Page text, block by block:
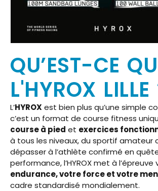
QU’EST-CE
L'HYROX LILLE
L’HYROX est bien plus qu’une simple
c’est un format de course fitness
course à pied et exercices
à tous les niveaux, du sportif amateur
dépasser à l’athlète confirmé en
performance, l’HYROX met à l’épreuve
endurance, votre force et votre
cadre standardisé mondialement.